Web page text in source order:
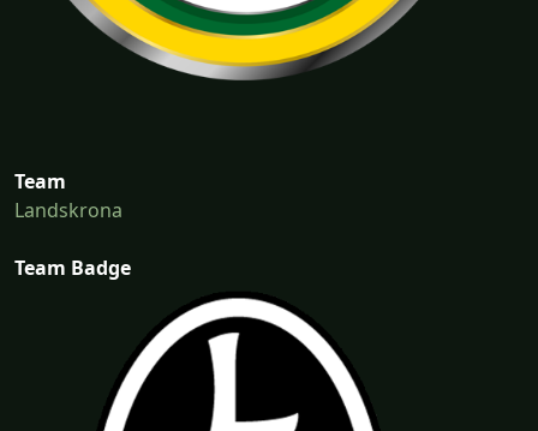
Team
Landskrona
Team Badge